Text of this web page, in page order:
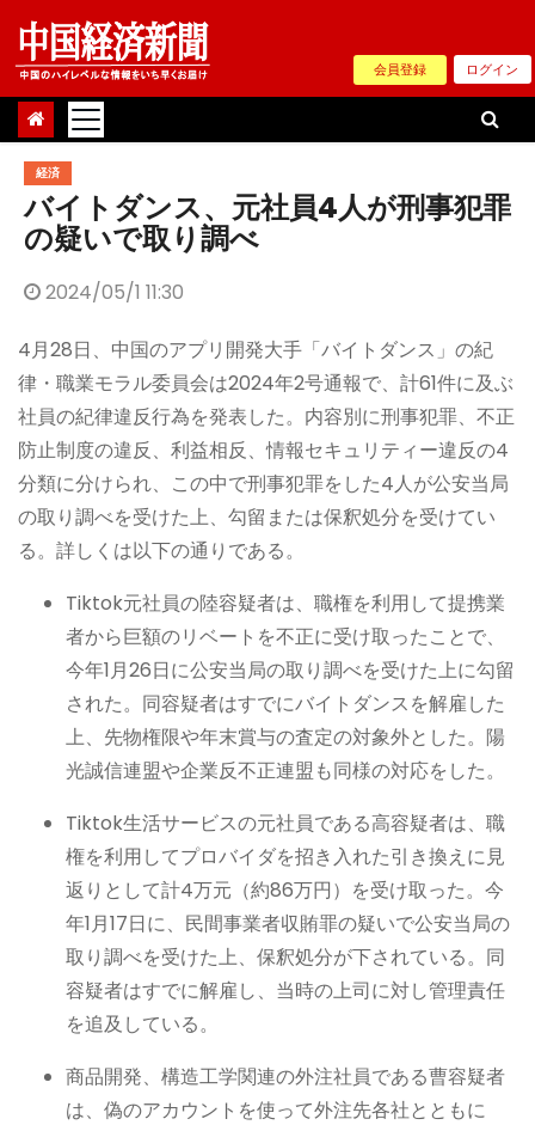
Skip
content
会員登録 ログイン
経済
バイトダンス、元社員4人が刑事犯罪
の疑いで取り調べ
2024/05/1 11:30
4月28日、中国のアプリ開発大手「バイトダンス」の紀
律・職業モラル委員会は2024年2号通報で、計61件に及ぶ
社員の紀律違反行為を発表した。内容別に刑事犯罪、不正
防止制度の違反、利益相反、情報セキュリティー違反の4
分類に分けられ、この中で刑事犯罪をした4人が公安当局
の取り調べを受けた上、勾留または保釈処分を受けてい
る。詳しくは以下の通りである。
Tiktok元社員の陸容疑者は、職権を利用して提携業
者から巨額のリベートを不正に受け取ったことで、
今年1月26日に公安当局の取り調べを受けた上に勾留
された。同容疑者はすでにバイトダンスを解雇した
上、先物権限や年末賞与の査定の対象外とした。陽
光誠信連盟や企業反不正連盟も同様の対応をした。
Tiktok生活サービスの元社員である高容疑者は、職
権を利用してプロバイダを招き入れた引き換えに見
返りとして計4万元（約86万円）を受け取った。今
年1月17日に、民間事業者収賄罪の疑いで公安当局の
取り調べを受けた上、保釈処分が下されている。同
容疑者はすでに解雇し、当時の上司に対し管理責任
を追及している。
商品開発、構造工学関連の外注社員である曹容疑者
は、偽のアカウントを使って外注先各社とともに